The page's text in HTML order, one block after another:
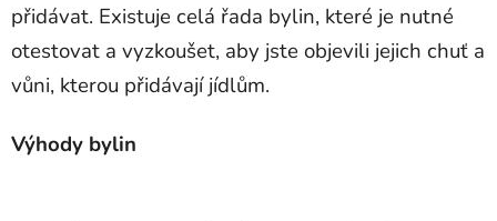
přidávat. Existuje celá řada bylin, které je nutné
otestovat a vyzkoušet, aby jste objevili jejich chuť a
vůni, kterou přidávají jídlům.
Výhody bylin